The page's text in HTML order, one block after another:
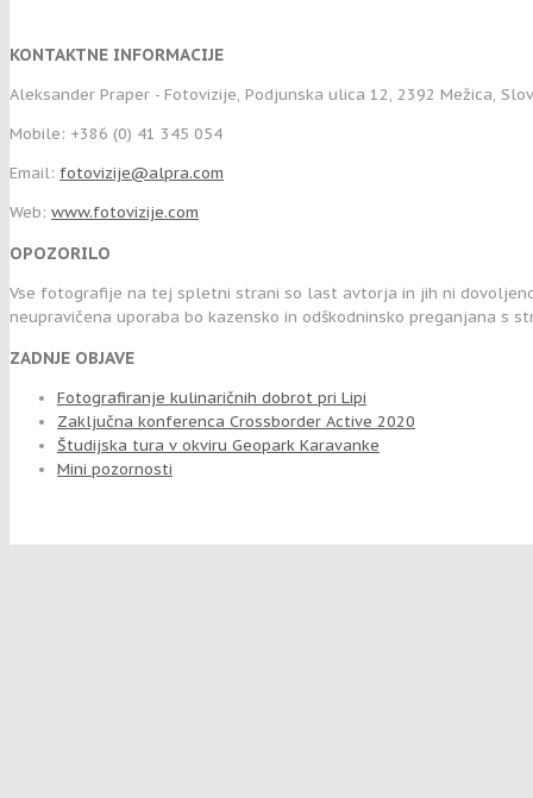
KONTAKTNE INFORMACIJE
Aleksander Praper - Fotovizije, Podjunska ulica 12, 2392 Mežica,
Mobile: +386 (0) 41 345 054
Email: fotovizije@alpra.com
Web: www.fotovizije.com
OPOZORILO
Vse fotografije na tej spletni strani so last avtorja in jih ni
neupravičena uporaba bo kazensko in odškodninsko preganjana s
ZADNJE OBJAVE
Fotografiranje kulinaričnih dobrot pri Lipi
Zaključna konferenca Crossborder Active 2020
Študijska tura v okviru Geopark Karavanke
Mini pozornosti